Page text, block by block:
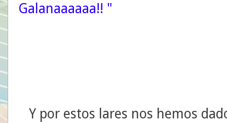
Galanaaaaaa!! "
Y por estos lares nos hemos